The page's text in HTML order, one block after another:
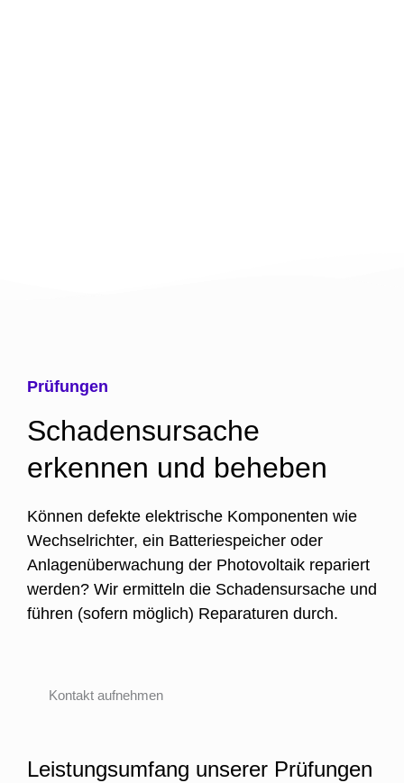
Prüfungen
Schadensursache
erkennen und beheben
Können defekte elektrische Komponenten wie
Wechselrichter, ein Batteriespeicher oder
Anlagenüberwachung der Photovoltaik repariert
werden? Wir ermitteln die Schadensursache und
führen (sofern möglich) Reparaturen durch.
Kontakt aufnehmen
Leistungsumfang unserer Prüfungen